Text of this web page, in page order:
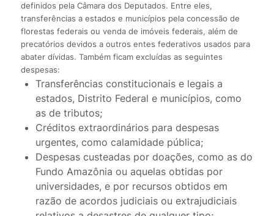
definidos pela Câmara dos Deputados. Entre eles,
transferências a estados e municípios pela concessão de
florestas federais ou venda de imóveis federais, além de
precatórios devidos a outros entes federativos usados para
abater dívidas. Também ficam excluídas as seguintes
despesas:
Transferências constitucionais e legais a
estados, Distrito Federal e municípios, como
as de tributos;
Créditos extraordinários para despesas
urgentes, como calamidade pública;
Despesas custeadas por doações, como as do
Fundo Amazônia ou aquelas obtidas por
universidades, e por recursos obtidos em
razão de acordos judiciais ou extrajudiciais